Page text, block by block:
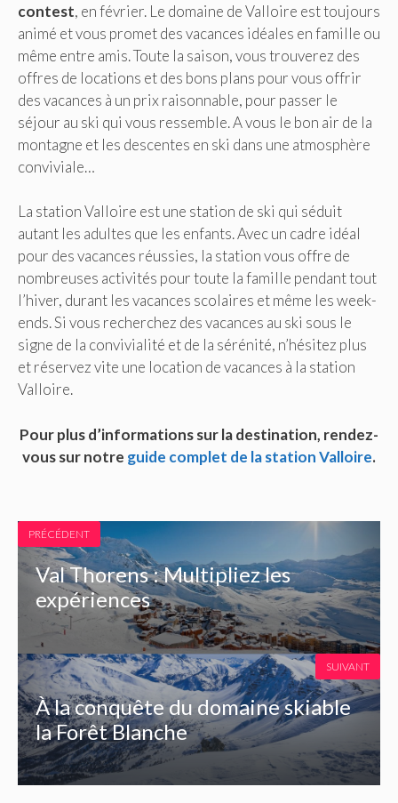
contest, en février. Le domaine de Valloire est toujours
animé et vous promet des vacances idéales en famille ou
même entre amis. Toute la saison, vous trouverez des
offres de locations et des bons plans pour vous offrir
des vacances à un prix raisonnable, pour passer le
séjour au ski qui vous ressemble. A vous le bon air de la
montagne et les descentes en ski dans une atmosphère
conviviale…
La station Valloire est une station de ski qui séduit
autant les adultes que les enfants. Avec un cadre idéal
pour des vacances réussies, la station vous offre de
nombreuses activités pour toute la famille pendant tout
l’hiver, durant les vacances scolaires et même les week-
ends. Si vous recherchez des vacances au ski sous le
signe de la convivialité et de la sérénité, n’hésitez plus
et réservez vite une location de vacances à la station
Valloire.
Pour plus d’informations sur la destination, rendez-
vous sur notre guide complet de la station Valloire.
PRÉCÉDENT
Val Thorens : Multipliez les
expériences
À la conquête du domaine skiable
la Forêt Blanche
SUIVANT